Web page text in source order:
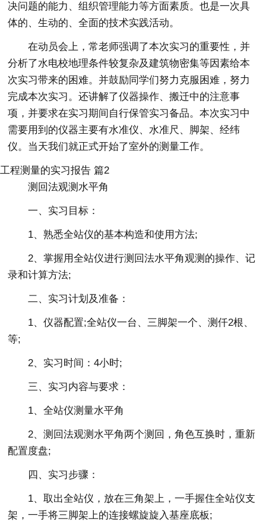
决问题的能力、组织管理能力等方面素质。也是一次具
体的、生动的、全面的技术实践活动。
在动员会上，常老师强调了本次实习的重要性，并
分析了水电校地理条件较复杂及建筑物密集等因素给本
次实习带来的困难。并鼓励同学们努力克服困难，努力
完成本次实习。还讲解了仪器操作、搬迁中的注意事
项，并要求在实习期间自行保管实习备品。本次实习中
需要用到的仪器主要有水准仪、水准尺、脚架、经纬
仪。当天我们就正式开始了室外的测量工作。
工程测量的实习报告 篇2
测回法观测水平角
一、实习目标：
1、熟悉全站仪的基本构造和使用方法;
2、掌握用全站仪进行测回法水平角观测的操作、记
录和计算方法;
二、实习计划及准备：
1、仪器配置;全站仪一台、三脚架一个、测仟2根、
等;
2、实习时间：4小时;
三、实习内容与要求：
1、全站仪测量水平角
2、测回法观测水平角两个测回，角色互换时，重新
配置度盘;
四、实习步骤：
1、取出全站仪，放在三角架上，一手握住全站仪支
架，一手将三脚架上的连接螺旋旋入基座底板;